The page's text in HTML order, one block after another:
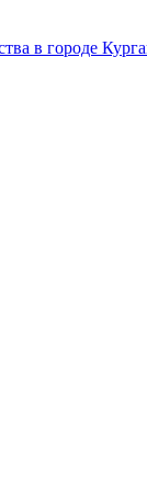
в городе